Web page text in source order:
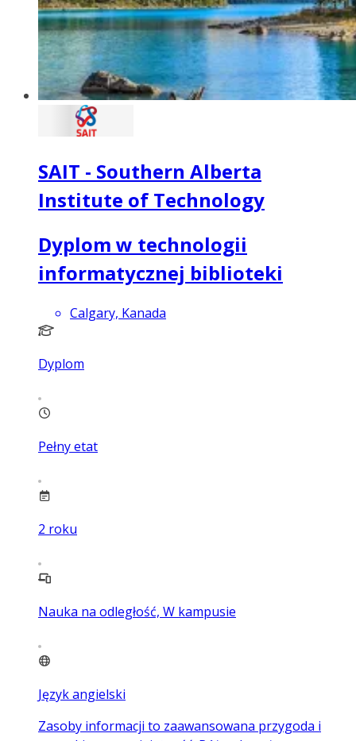
SAIT - Southern Alberta
Institute of Technology
Dyplom w technologii
informatycznej biblioteki
Calgary, Kanada
Dyplom
Pełny etat
2 roku
Nauka na odległość, W kampusie
Język angielski
Zasoby informacji to zaawansowana przygoda i